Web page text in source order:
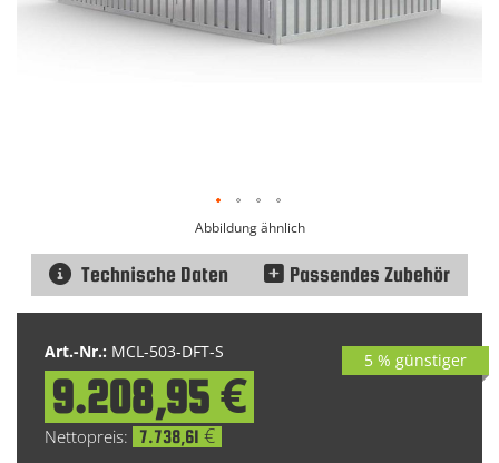
Art.-Nr.: MCL-503-DFT-S
Special
Price
9.208,95 €
7.738,61 €
5 % günstiger
Abbildung ähnlich
Technische Daten Passendes Zubehör
Anfang
Bildgalerie
springen